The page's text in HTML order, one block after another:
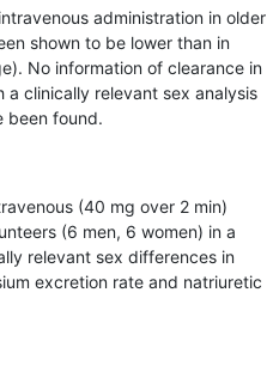
administration in older
shown to be lower than in
No information of clearance in
clinically relevant sex analysis
been found.
(40 mg over 2 min)
(6 men, 6 women) in a
relevant sex differences in
excretion rate and natriuretic